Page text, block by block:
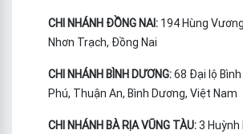
CHI NHÁNH ĐỒNG NAI: 194 Hùng
Nhơn Trạch, Đồng Nai
CHI NHÁNH BÌNH DƯƠNG:68 Đại lộ
Phú, Thuận An, Bình Dương, Việt Nam
CHI NHÁNH BÀ RỊA VŨNG TÀU:3 Huỳnh